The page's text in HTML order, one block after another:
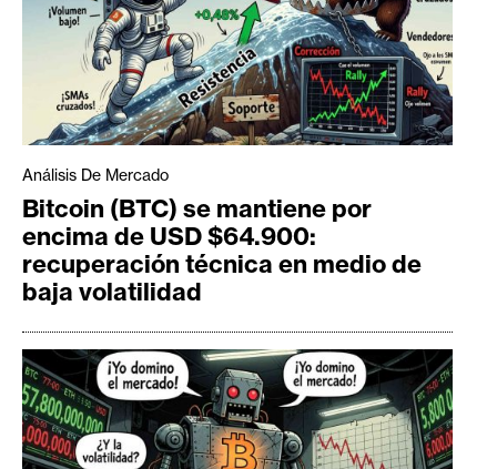
Análisis De Mercado
Bitcoin (BTC) se mantiene por
encima de USD $64.900:
recuperación técnica en medio de
baja volatilidad